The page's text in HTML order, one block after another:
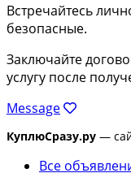
Встречайтесь
безопасные.
Заключайте
услугу после
Message
КуплюСразу.ру —
Все